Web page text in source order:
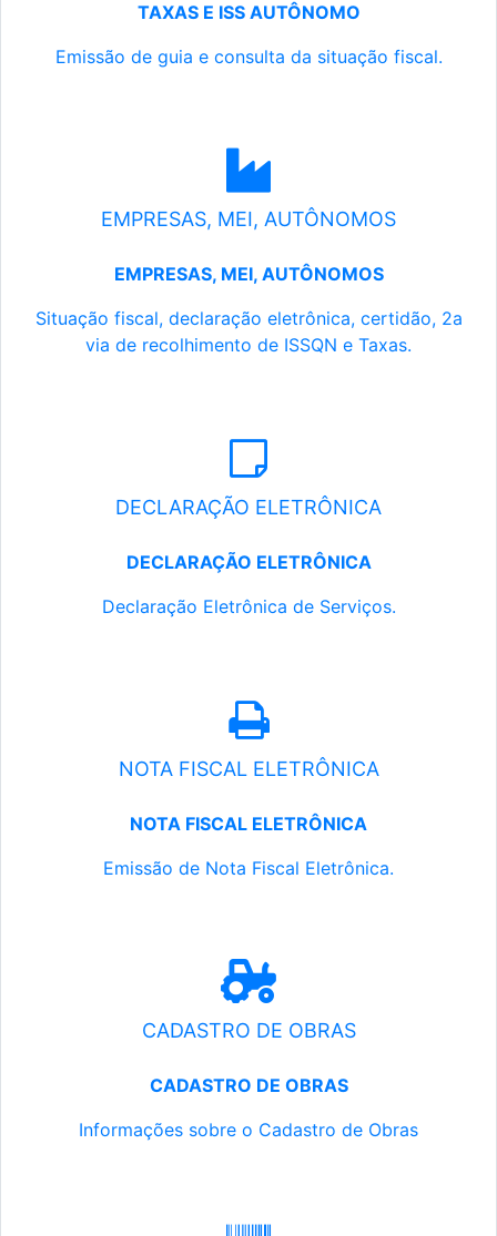
TAXAS E ISS AUTÔNOMO
Emissão de guia e consulta da situação fiscal.
EMPRESAS, MEI, AUTÔNOMOS
EMPRESAS, MEI, AUTÔNOMOS
Situação fiscal, declaração eletrônica, certidão, 2a
via de recolhimento de ISSQN e Taxas.
DECLARAÇÃO ELETRÔNICA
DECLARAÇÃO ELETRÔNICA
Declaração Eletrônica de Serviços.
NOTA FISCAL ELETRÔNICA
NOTA FISCAL ELETRÔNICA
Emissão de Nota Fiscal Eletrônica.
CADASTRO DE OBRAS
CADASTRO DE OBRAS
Informações sobre o Cadastro de Obras